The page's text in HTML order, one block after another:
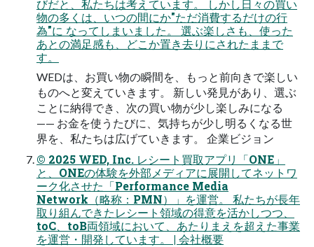
びだと、私たちは考えています。 しかし日々の買い
物の多くは、いつの間にか"ただ消費するだけの行
為"に なってしまいました。 選ぶ楽しさも、使った
あとの満足感も、どこか置き去りにされたままで
す。
WEDは、お買い物の瞬間を、もっと前向きで楽しい
ものへと変えていきます。 新しい発見があり、選ぶ
ことに納得でき、次の買い物が少し楽しみになる
—— お金を使うたびに、気持ちが少し明るくなる世
界を、私たちは広げていきます。 企業ビジョン
© 2025 WED, Inc. レシート買取アプリ「ONE」
と、ONEの体験を外部メディアに展開してネットワ
ーク化させた「Performance Media
Network（略称：PMN）」を運営。 私たちが長年
取り組んできたレシート領域の得意を活かしつつ、
toC、toB両領域において、あたりまえを超えた事業
を運営・開発しています。 | 会社概要